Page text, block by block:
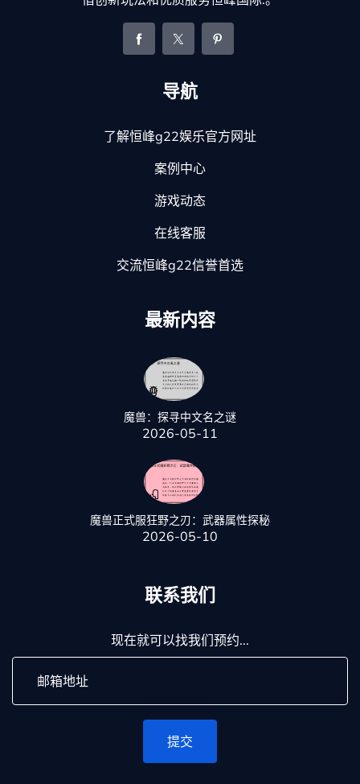
导航
了解恒峰g22娱乐官方网址
案例中心
游戏动态
在线客服
交流恒峰g22信誉首选
最新内容
魔兽：探寻中文名之谜
2026-05-11
魔兽正式服狂野之刃：武器属性探秘
2026-05-10
联系我们
现在就可以找我们预约...
提交